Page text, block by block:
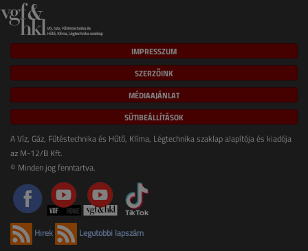
IMPRESSZUM
SZERZŐINK
MÉDIAAJÁNLAT
SÜTIBEÁLLÍTÁSOK
A Víz, Gáz, Fűtéstechnika és Hűtő, Klíma, Légtechnika szaklap alapítója és kiadója
az M-12/B Kft.
© Minden jog fenntartva.
Hírek Legutóbbi lapszám